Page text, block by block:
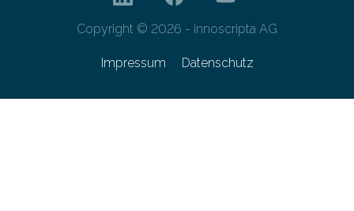
Copyright © 2026 - innoscripta AG
Impressum Datenschutz